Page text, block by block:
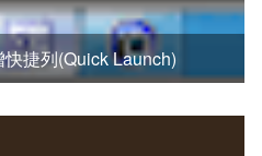
捷列(Quick Launch)